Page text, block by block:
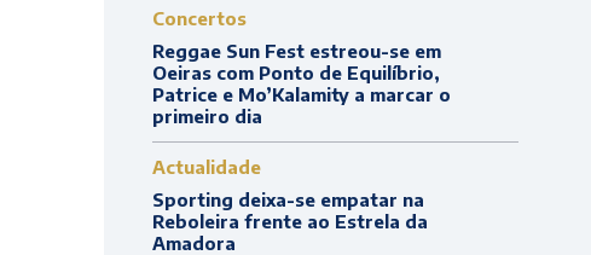
Concertos
Reggae Sun Fest estreou-se em
Oeiras com Ponto de Equilíbrio,
Patrice e Mo’Kalamity a marcar o
primeiro dia
Actualidade
Sporting deixa-se empatar na
Reboleira frente ao Estrela da
Amadora